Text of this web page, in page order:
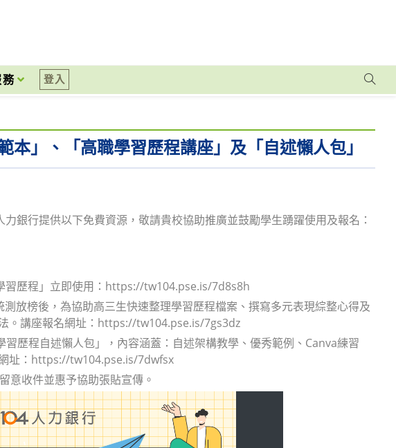
務 登入
本」、「高職學習歷程講座」及「自述懶人包」
銀行提供以下免費資源，敬請貴校協助推廣並鼓勵學生踴躍使用及報名：
習歷程」立即使用：https://tw104.pse.is/7d8s8h
放榜後，為協助高三生快速整理學習歷程檔案、撰寫多元表現綜整心得及
。講座報名網址：https://tw104.pse.is/7gs3dz
歷程自述懶人包」，內容涵蓋：自述架構教學、優秀範例、Canva練習
址：https://tw104.pse.is/7dwfsx
意收件並惠予協助張貼宣傳。